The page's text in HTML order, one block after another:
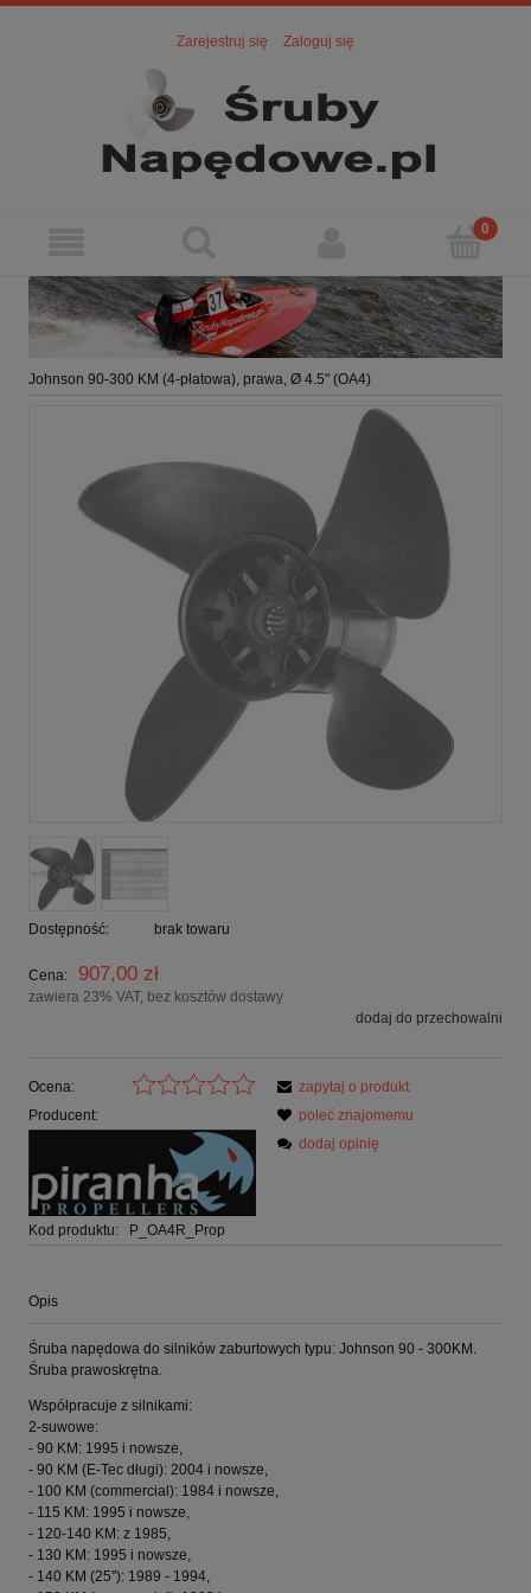
Zarejestruj się Zaloguj się
Johnson 90-300 KM (4-płatowa), prawa, Ø 4.5" (OA4)
Dostępność: brak towaru
Cena: 907,00 zł
zawiera 23% VAT, bez kosztów dostawy
dodaj do przechowalni
Ocena:
Producent:
Kod produktu: P_OA4R_Prop
zapytaj o produkt
poleć znajomemu
dodaj opinię
Opis
Śruba napędowa do silników zaburtowych typu: Johnson 90 - 300KM.
Śruba prawoskrętna.
Współpracuje z silnikami:
2-suwowe:
- 90 KM: 1995 i nowsze,
- 90 KM (E-Tec długi): 2004 i nowsze,
- 100 KM (commercial): 1984 i nowsze,
- 115 KM: 1995 i nowsze,
- 120-140 KM: z 1985,
- 130 KM: 1995 i nowsze,
- 140 KM (25"): 1989 - 1994,